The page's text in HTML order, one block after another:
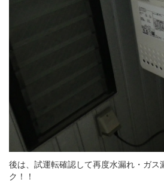
後は、試運転確認して再度水漏れ・ガス
ク！！